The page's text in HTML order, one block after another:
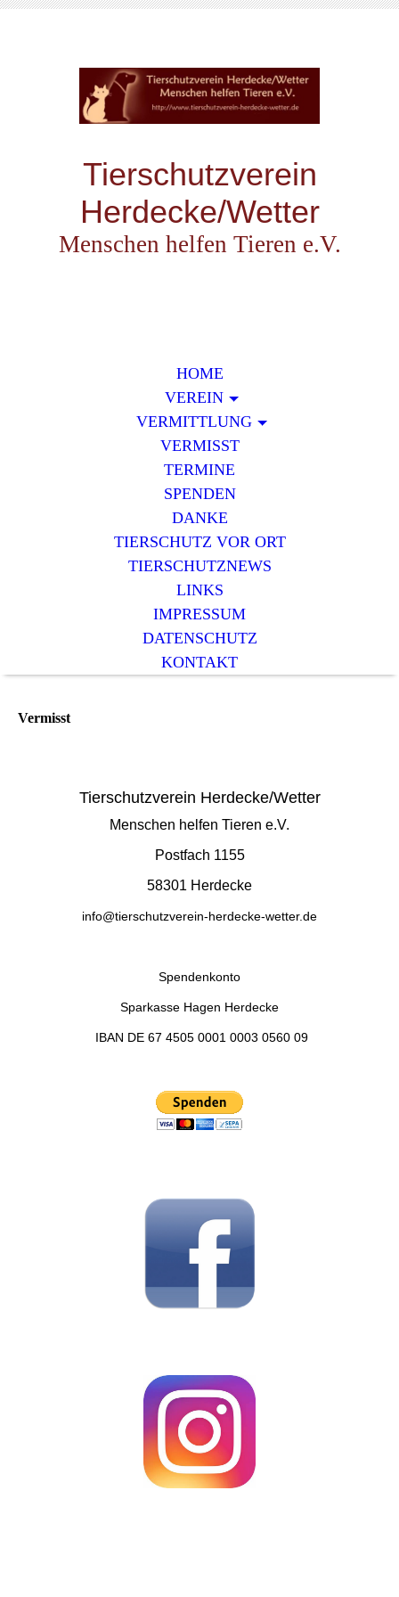
Tierschutzverein
Herdecke/Wetter
Menschen helfen Tieren e.V.
HOME
VEREIN
VERMITTLUNG
VERMISST
TERMINE
SPENDEN
DANKE
TIERSCHUTZ VOR ORT
TIERSCHUTZNEWS
LINKS
IMPRESSUM
DATENSCHUTZ
KONTAKT
Vermisst
Tierschutzverein Herdecke/Wetter
Menschen helfen Tieren e.V.
Postfach 1155
58301 Herdecke
info@tierschutzverein-herdecke-wetter.de
Spendenkonto
Sparkasse Hagen Herdecke
IBAN DE 67 4505 0001 0003 0560 09